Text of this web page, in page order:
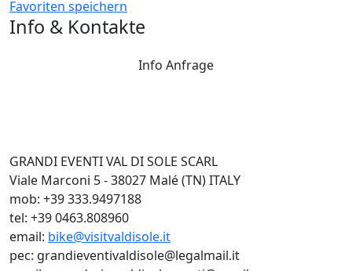
Favoriten speichern
Info & Kontakte
Info Anfrage
GRANDI EVENTI VAL DI SOLE SCARL
Viale Marconi 5 - 38027 Malé (TN) ITALY
mob: +39 333.9497188
tel: +39 0463.808960
email: bike@visitvaldisole.it
pec: grandieventivaldisole@legalmail.it